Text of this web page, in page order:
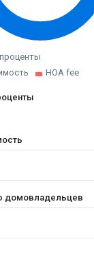
HOA fee
домовладельцев